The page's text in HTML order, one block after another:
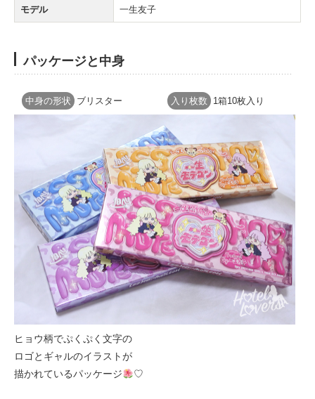
モデル 一生友子
パッケージと中身
中身の形状 ブリスター 入り枚数 1箱10枚入り
ヒョウ柄でぷくぷく文字の
ロゴとギャルのイラストが
描かれているパッケージ
♡